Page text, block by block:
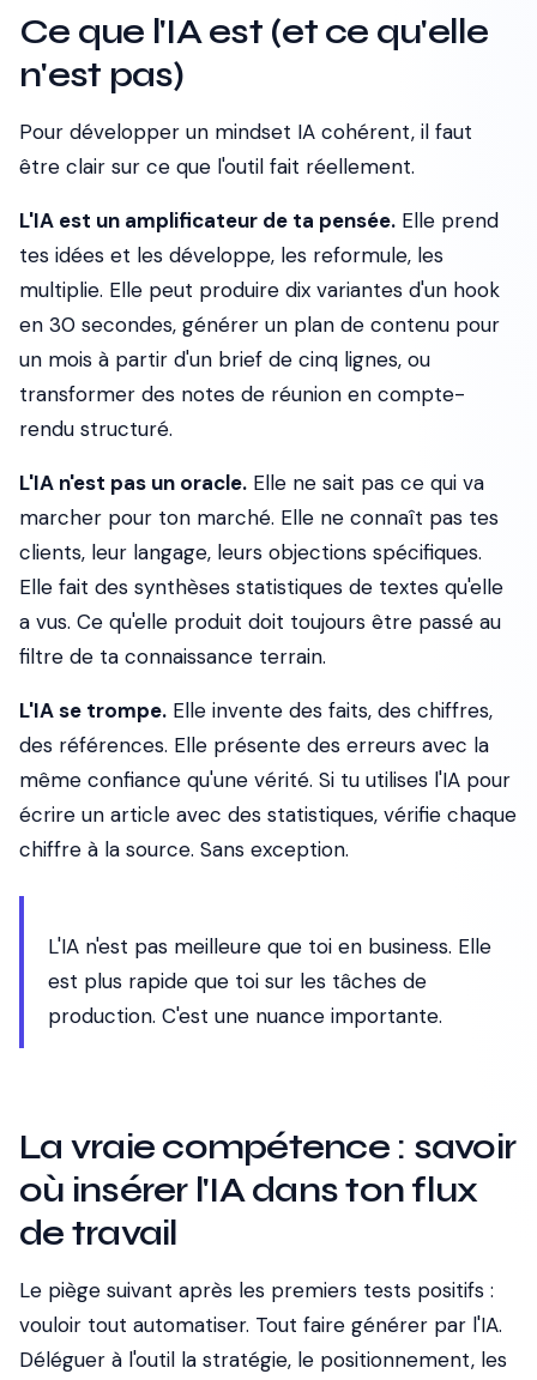
Ce que l'IA est (et ce qu'elle
n'est pas)
Pour développer un mindset IA cohérent, il faut
être clair sur ce que l'outil fait réellement.
L'IA est un amplificateur de ta pensée. Elle prend
tes idées et les développe, les reformule, les
multiplie. Elle peut produire dix variantes d'un hook
en 30 secondes, générer un plan de contenu pour
un mois à partir d'un brief de cinq lignes, ou
transformer des notes de réunion en compte-
rendu structuré.
L'IA n'est pas un oracle. Elle ne sait pas ce qui va
marcher pour ton marché. Elle ne connaît pas tes
clients, leur langage, leurs objections spécifiques.
Elle fait des synthèses statistiques de textes qu'elle
a vus. Ce qu'elle produit doit toujours être passé au
filtre de ta connaissance terrain.
L'IA se trompe. Elle invente des faits, des chiffres,
des références. Elle présente des erreurs avec la
même confiance qu'une vérité. Si tu utilises l'IA pour
écrire un article avec des statistiques, vérifie chaque
chiffre à la source. Sans exception.
L'IA n'est pas meilleure que toi en business. Elle
est plus rapide que toi sur les tâches de
production. C'est une nuance importante.
La vraie compétence : savoir
où insérer l'IA dans ton flux
de travail
Le piège suivant après les premiers tests positifs :
vouloir tout automatiser. Tout faire générer par l'IA.
Déléguer à l'outil la stratégie, le positionnement, les